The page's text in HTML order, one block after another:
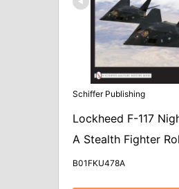
Schiffer Publishing
Lockheed F-117
A Stealth Fighter
B01FKU478A